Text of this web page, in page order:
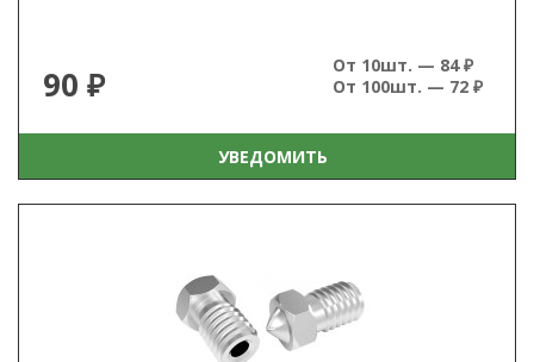
90 ₽
От 10шт. — 84 ₽
От 100шт. — 72 ₽
УВЕДОМИТЬ